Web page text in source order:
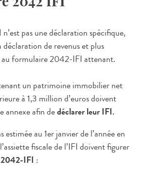
n’est pas une déclaration spécifique,
déclaration de revenus et plus
formulaire 2042-IFI attenant.
un patrimoine immobilier net
à 1,3 million d’euros doivent
annexe afin dedéclarer leur IFI.
estimée au 1er janvier de l’année en
fiscale de l’IFI doivent figurer
IFI :